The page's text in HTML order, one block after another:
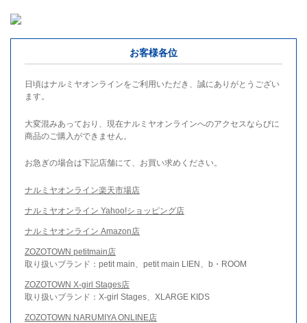
お客様各位
日頃はナルミヤオンラインをご利用いただき、誠にありがとうござい
ます。
大変混みあっており、現在ナルミヤオンラインへのアクセスならびに
商品のご購入ができません。
お急ぎの場合は下記店舗にて、お買い求めください。
ナルミヤオンライン楽天市場店
ナルミヤオンライン Yahoo!ショッピング店
ナルミヤオンライン Amazon店
ZOZOTOWN petitmain店
取り扱いブランド：petit main、petit main LIEN、b・ROOM
ZOZOTOWN X-girl Stages店
取り扱いブランド：X-girl Stages、XLARGE KIDS
ZOZOTOWN NARUMIYA ONLINE店